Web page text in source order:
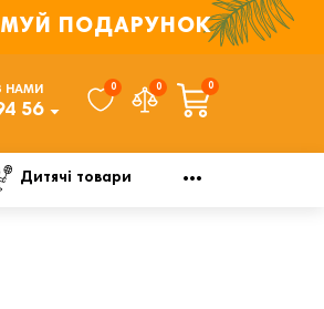
ПОДАРУНОК
НАМИ
56
0 0 0
Дитячі товари